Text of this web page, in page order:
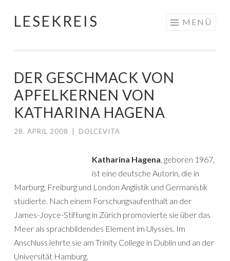
Springe
LESEKREIS MENÜ
DER GESCHMACK VON
APFELKERNEN VON
KATHARINA HAGENA
28. APRIL 2008 DOLCEVITA
Katharina Hagena, geboren 1967,
ist eine deutsche Autorin, die in
Marburg, Freiburg und London Anglistik und Germanistik
studierte. Nach einem Forschungsaufenthalt an der
James-Joyce-Stiftung in Zürich promovierte sie über das
Meer als sprachbildendes Element im Ulysses. Im
Anschluss lehrte sie am Trinity College in Dublin und an der
Universität Hamburg.